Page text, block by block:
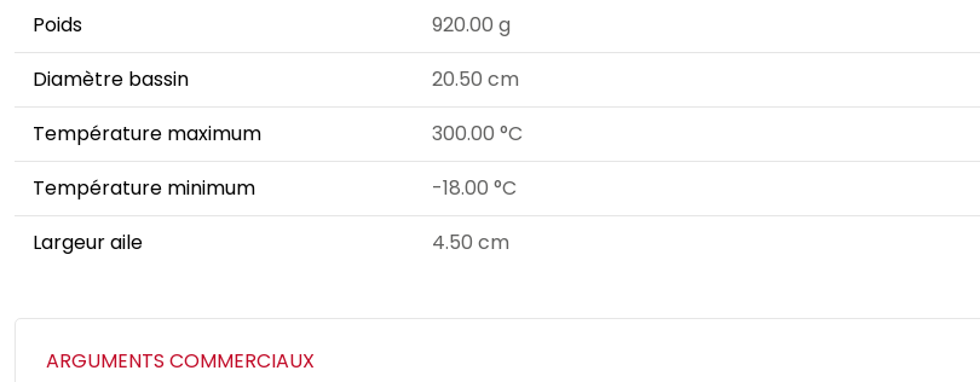
Poids
920.00 g
Diamètre bassin
20.50 cm
Température maximum
300.00 °C
Température minimum
-18.00 °C
Largeur aile
4.50 cm
ARGUMENTS COMMERCIAUX